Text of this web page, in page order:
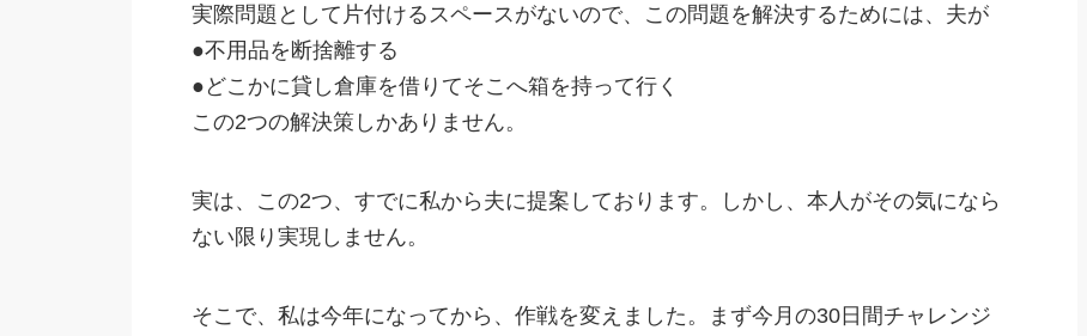
実際問題として片付けるスペースがないので、この問題を解決するためには、夫が
●不用品を断捨離する
●どこかに貸し倉庫を借りてそこへ箱を持って行く
この2つの解決策しかありません。
実は、この2つ、すでに私から夫に提案しております。しかし、本人がその気になら
ない限り実現しません。
そこで、私は今年になってから、作戦を変えました。まず今月の30日間チャレンジ